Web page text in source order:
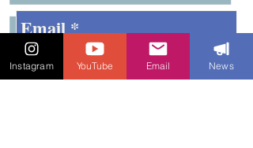
Instagram YouTube Email News